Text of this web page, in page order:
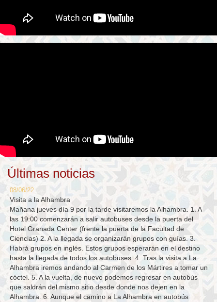
Últimas noticias
08/06/22
Visita a la Alhambra
Mañana jueves día 9 por la tarde visitaremos la Alhambra. 1. A
las 19:00 comenzarán a salir autobuses desde la puerta del
Hotel Granada Center (frente la puerta de la Facultad de
Ciencias) 2. A la llegada se organizarán grupos con guías. 3.
Habrá grupos en inglés. Estos grupos esperarán en el destino
hasta la llegada de todos los autobuses. 4. Tras la visita a La
Alhambra iremos andando al Carmen de los Mártires a tomar un
cóctel. 5. A la vuelta, de nuevo podemos regresar en autobús
que saldrán del mismo sitio desde donde nos dejen en la
Alhambra. 6. Aunque el camino a La Alhambra en autobús